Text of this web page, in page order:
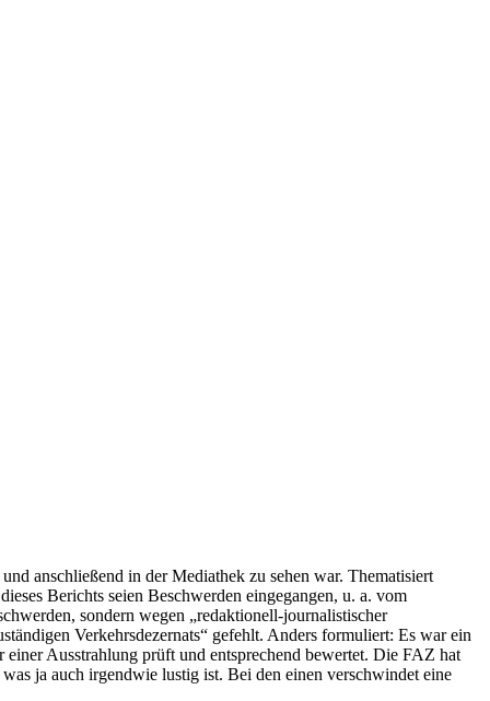
anschließend in der Mediathek zu sehen war. Thematisiert
Berichts seien Beschwerden eingegangen, u. a. vom
sondern wegen „redaktionell-journalistischer
Verkehrsdezernats“ gefehlt. Anders formuliert: Es war ein
Ausstrahlung prüft und entsprechend bewertet. Die FAZ hat
ja auch irgendwie lustig ist. Bei den einen verschwindet eine